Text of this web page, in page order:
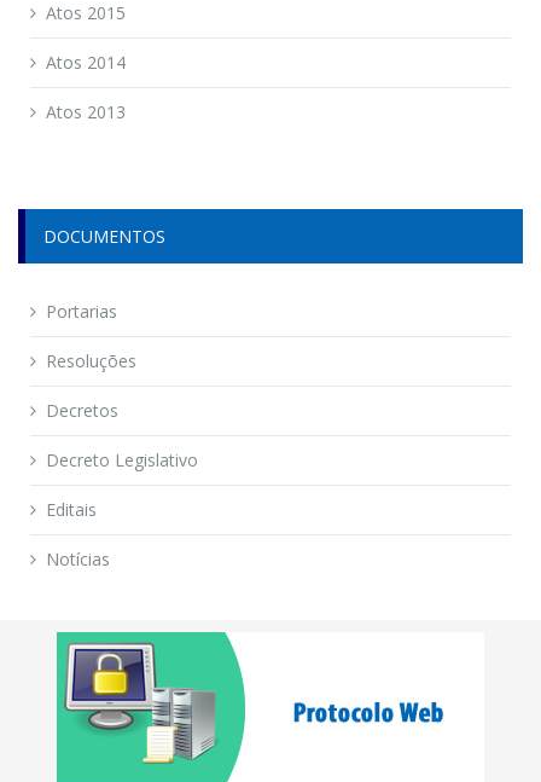
Atos 2015
Atos 2014
Atos 2013
DOCUMENTOS
Portarias
Resoluções
Decretos
Decreto Legislativo
Editais
Notícias